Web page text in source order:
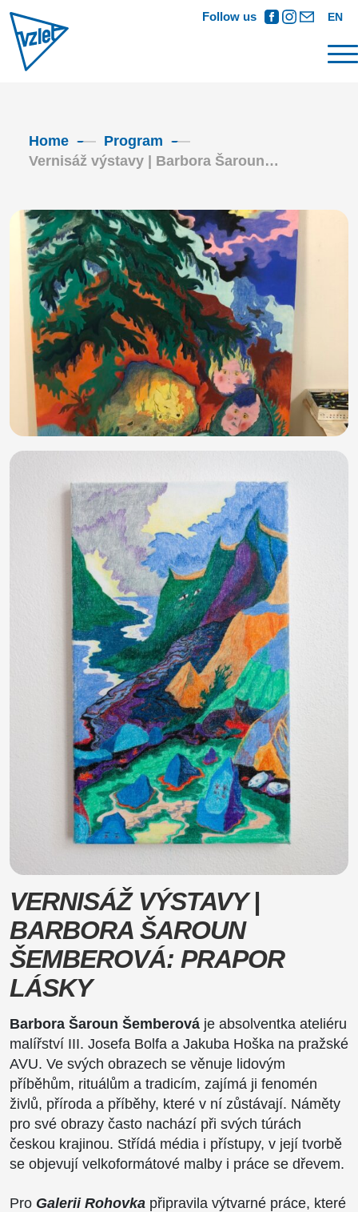
Follow us EN
Home
Program
Vernisáž výstavy | Barbora Šaroun…
VERNISÁŽ VÝSTAVY |
BARBORA ŠAROUN
ŠEMBEROVÁ: PRAPOR
LÁSKY
Barbora Šaroun Šemberová je absolventka ateliéru
malířství III. Josefa Bolfa a Jakuba Hoška na pražské
AVU. Ve svých obrazech se věnuje lidovým
příběhům, rituálům a tradicím, zajímá ji fenomén
živlů, příroda a příběhy, které v ní zůstávají. Náměty
pro své obrazy často nachází při svých túrách
českou krajinou. Střídá média i přístupy, v její tvorbě
se objevují velkoformátové malby i práce se dřevem.
Pro Galerii Rohovka připravila výtvarné práce, které